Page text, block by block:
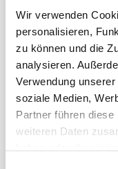
Wir verwenden
personalisieren,
zu können und die
analysieren.
Verwendung
soziale Medien,
Partner führen
weiteren Daten
haben oder die sie
Innovativer
mit klar
eine weithin